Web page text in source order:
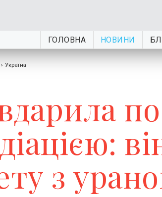
ГОЛОВНА НОВИНИ
› Україна
з